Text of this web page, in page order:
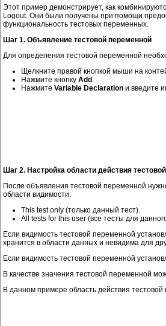
Этот пример демонстрирует, как
Logout. Они были получены при помощи
функциональность тестовых переменных.
Шаг 1. Объявление тестовой переменной
Для определения тестовой переменной
Щелкните правой кнопкой мыши на
Нажмите кнопку Add
Нажмите Variable Declaration и введите
Шаг 2. Настройка области действия
После объявления тестовой переменной
области видимости:
This test only (только данный тест).
All tests for this user (все тесты для
Если видимость тестовой переменной
хранится в области данных и невидима для
Если видимость тестовой переменной
В качестве значения тестовой переменной
В данном примере область действия тестовой